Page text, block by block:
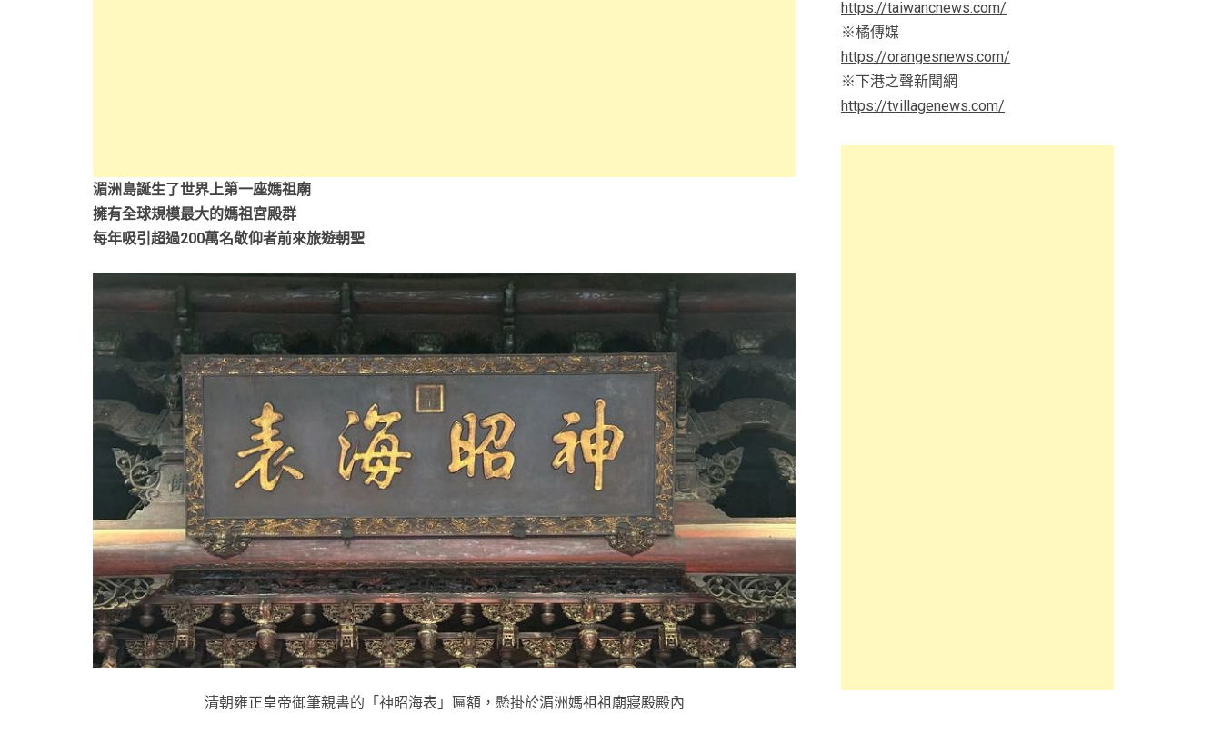
湄洲島誕生了世界上第一座媽祖廟
擁有全球規模最大的媽祖宮殿群
每年吸引超過200萬名敬仰者前來旅遊朝聖
清朝雍正皇帝御筆親書的「神昭海表」匾額，懸掛於湄洲媽祖祖廟寢殿殿內
https://taiwancnews.com/
※橘傳媒
https://orangesnews.com/
※下港之聲新聞網
https://tvillagenews.com/